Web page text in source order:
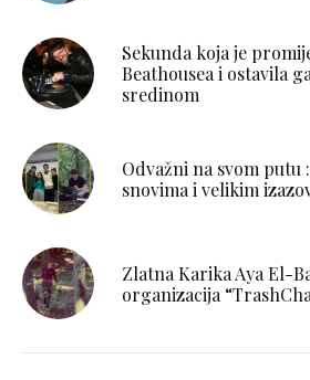
Sekunda koja je
Beathousea i ostavila
sredinom
Odvažni na svom putu
snovima i velikim
Zlatna Karika Aya El-
organizacija